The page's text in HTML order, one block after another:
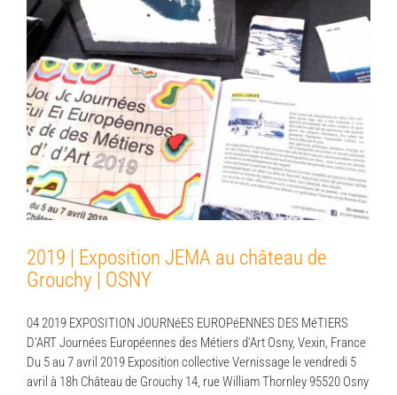
2019 | Exposition JEMA au château de
Grouchy | OSNY
2019 | Exposition JEMA au château de
Grouchy | OSNY
04 2019 EXPOSITION JOURNéES EUROPéENNES DES MéTIERS
D'ART Journées Européennes des Métiers d'Art Osny, Vexin, France
Du 5 au 7 avril 2019 Exposition collective Vernissage le vendredi 5
avril à 18h Château de Grouchy 14, rue William Thornley 95520 Osny